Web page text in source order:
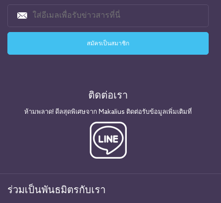
ติดต่อเรา
ห้ามพลาด! ดีลสุดพิเศษจาก Makalius ติดต่อรับข้อมูลเพิ่มเติมที่
ร่วมเป็นพันธมิตรกับเรา